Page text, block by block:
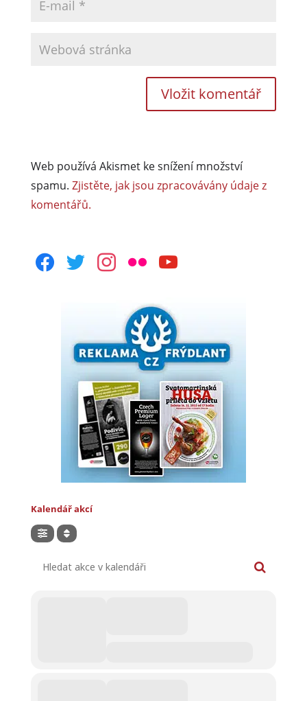
Web používá Akismet ke snížení množství
spamu. Zjistěte, jak jsou zpracovávány údaje z
komentářů.
facebooktwitterinstagram
flickr youtube
Kalendář akcí